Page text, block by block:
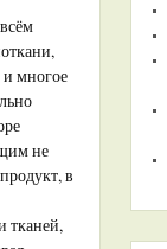
и многое
не
в
тканей,